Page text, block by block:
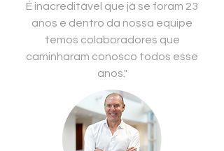
É inacreditável que já se foram 23
anos e dentro da nossa equipe
temos colaboradores que
caminharam conosco todos esse
anos."